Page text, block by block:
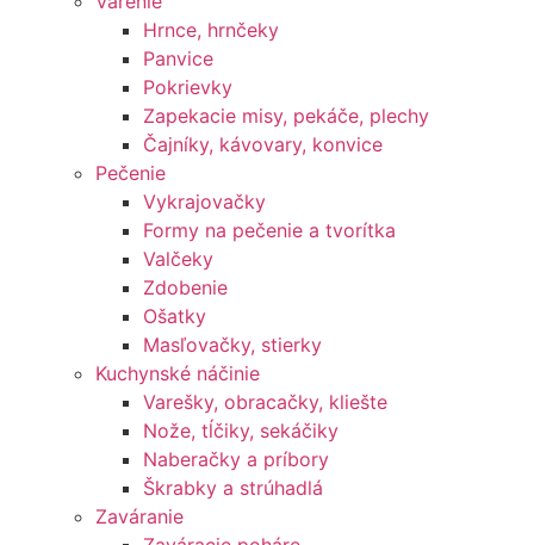
Hrnce, hrnčeky
Panvice
Pokrievky
Zapekacie misy, pekáče, plechy
Čajníky, kávovary, konvice
Pečenie
Vykrajovačky
Formy na pečenie a tvorítka
Valčeky
Zdobenie
Ošatky
Masľovačky, stierky
Kuchynské náčinie
Varešky, obracačky, kliešte
Nože, tĺčiky, sekáčiky
Naberačky a príbory
Škrabky a strúhadlá
Zaváranie